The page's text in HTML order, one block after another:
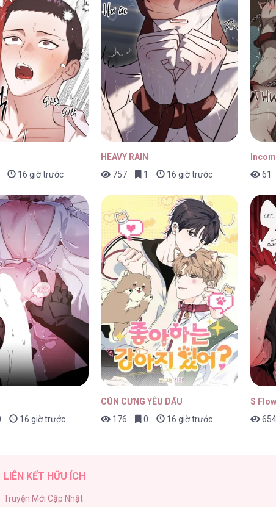
– Chap 34 21/
– Chap 33 21/
– Chap 32 21/
– Chap 31 21/
– Chap 30 21/
16 giờ trước
HEAVY RAIN
757
1 16 giờ trước
61
16 giờ trước
CÚN CƯNG YÊU DẤU
176
0 16 giờ trước
S
654
LIÊN KẾT HỮU ÍCH
Truyện Mới Cập Nhật